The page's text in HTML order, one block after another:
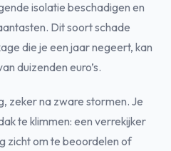
isolatie beschadigen en
Dit soort schade
die je een jaar negeert, kan
duizenden euro’s.
zeker na zware stormen. Je
te klimmen: een verrekijker
zicht om te beoordelen of